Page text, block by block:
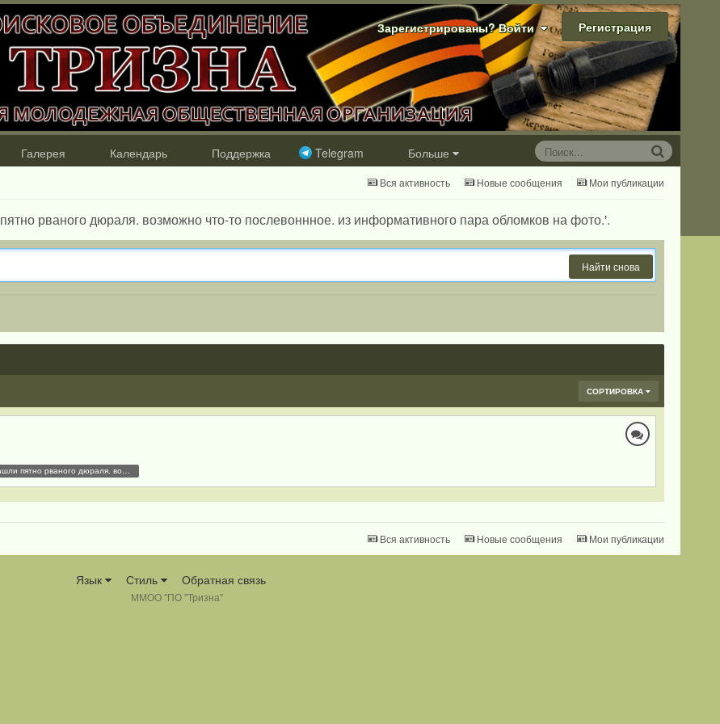
Зарегистрированы? Войти Регистрация
Галерея Календарь Поддержка Telegram Больше
Вся активность Новые сообщения Мои публикации
рваного дюраля. возможно что-то послевоннное. из информативного пара обломков на фото.'.
Найти снова
СОРТИРОВКА
сегодня в поле нашли пятно рваного дюраля. возможно что-то послевоннное. из информативного пара обломков на фото.
Вся активность Новые сообщения Мои публикации
Язык Стиль Обратная связь
ММОО "ПО "Тризна"